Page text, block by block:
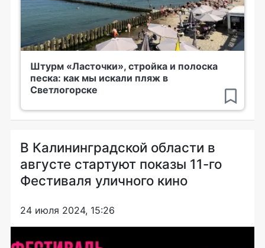
Штурм «Ласточки», стройка и полоска
песка: как мы искали пляж в
Светлогорске
В Калининградской области в
августе стартуют показы 11-го
Фестиваля уличного кино
24 июля 2024, 15:26